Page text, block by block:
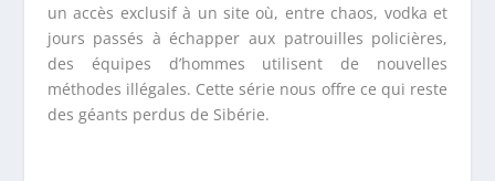
un accès exclusif à un site où, entre chaos, vodka et
jours passés à échapper aux patrouilles policières,
des équipes d’hommes utilisent de nouvelles
méthodes illégales. Cette série nous offre ce qui reste
des géants perdus de Sibérie.